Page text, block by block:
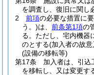
を調査し、復旧に関し
2
前項の必要な措置に
う。)は、 前条第1項の
る。 ただし、宅内機器
のとする(加入者の故
(設備の移転等)
第17条
加入者は、引込
を移転し、又は変更す